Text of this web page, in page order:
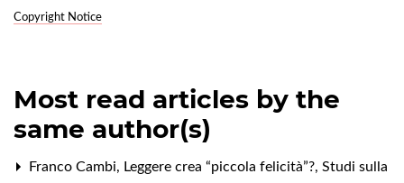
Copyright Notice
Most read articles by the
same author(s)
Franco Cambi, Leggere crea “piccola felicità”?, Studi sulla